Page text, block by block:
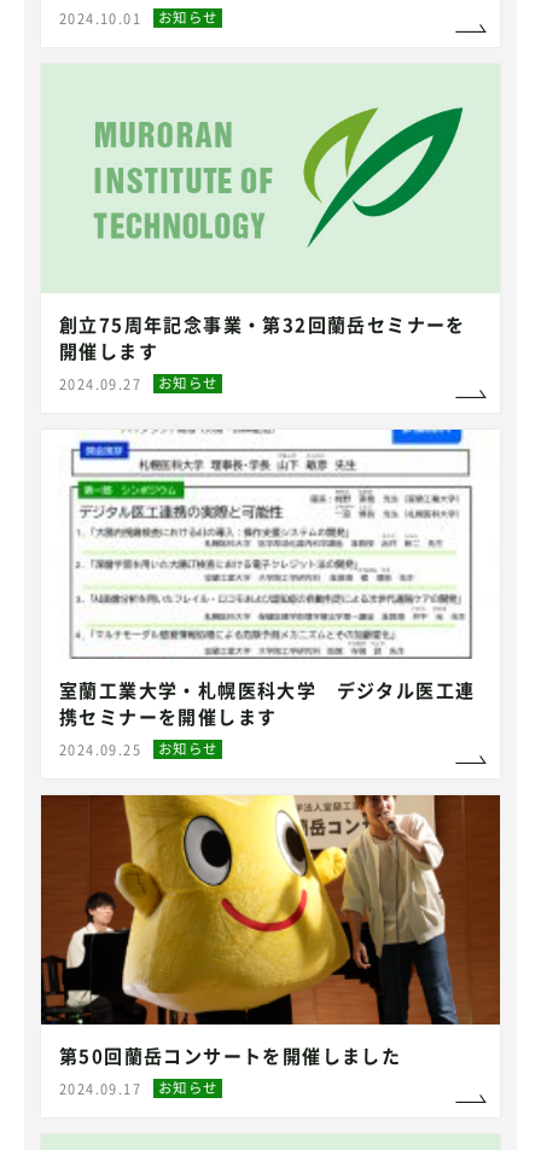
2024.10.01 お知らせ
創立75周年記念事業・第32回蘭岳セミナーを
開催します
2024.09.27 お知らせ
室蘭工業大学・札幌医科大学 デジタル医工連
携セミナーを開催します
2024.09.25 お知らせ
第50回蘭岳コンサートを開催しました
2024.09.17 お知らせ